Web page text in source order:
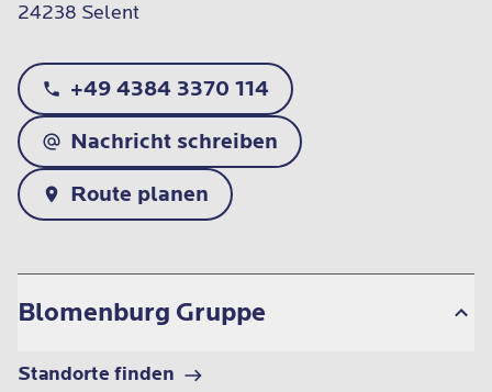
24238 Selent
+49 4384 3370 114
Nachricht schreiben
Route planen
Blomenburg Gruppe
Standorte finden